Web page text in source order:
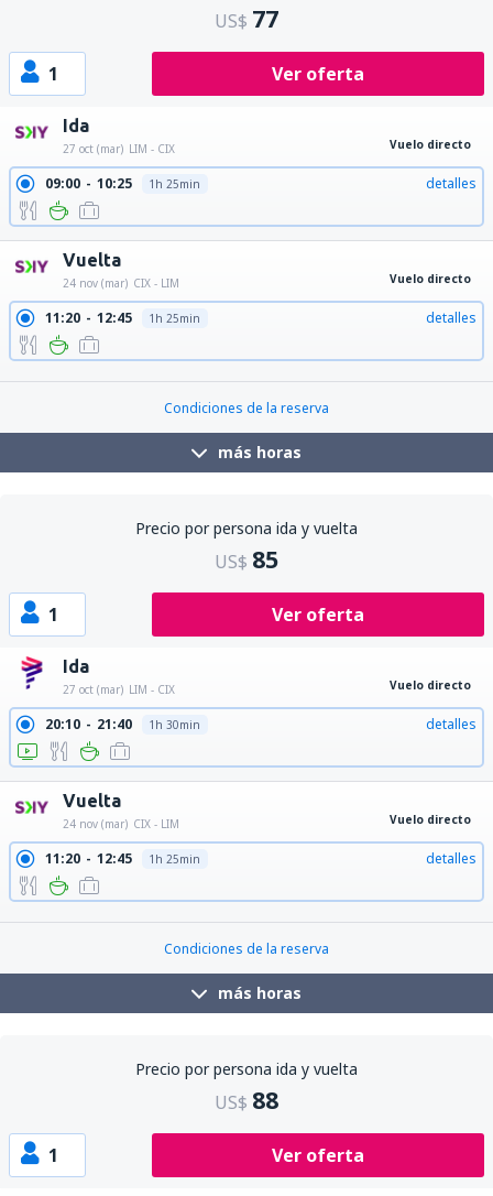
US$ 77
1 Ver oferta
Ida
27 oct (mar) LIM - CIX Vuelo directo
09:00 10:25 1h 25min detalles
Vuelta
24 nov (mar) CIX - LIM Vuelo directo
11:20 12:45 1h 25min detalles
Condiciones de la reserva
más horas
Precio por persona ida y vuelta
US$ 85
1 Ver oferta
Ida
27 oct (mar) LIM - CIX Vuelo directo
20:10 21:40 1h 30min detalles
Vuelta
24 nov (mar) CIX - LIM Vuelo directo
11:20 12:45 1h 25min detalles
Condiciones de la reserva
más horas
Precio por persona ida y vuelta
US$ 88
1 Ver oferta